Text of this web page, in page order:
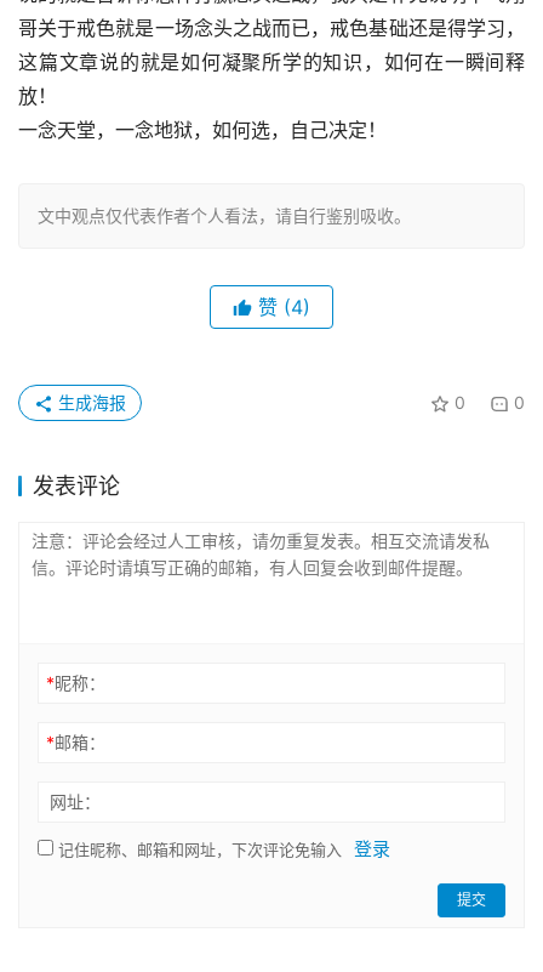
哥关于戒色就是一场念头之战而已，戒色基础还是得学习，
这篇文章说的就是如何凝聚所学的知识，如何在一瞬间释
放！
一念天堂，一念地狱，如何选，自己决定！
文中观点仅代表作者个人看法，请自行鉴别吸收。
赞 (4)
0 0
生成海报
发表评论
*昵称：
*邮箱：
网址：
记住昵称、邮箱和网址，下次评论免输入 登录
提交